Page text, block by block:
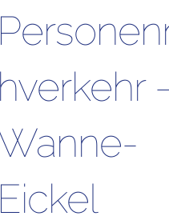
hverkehr
Eickel